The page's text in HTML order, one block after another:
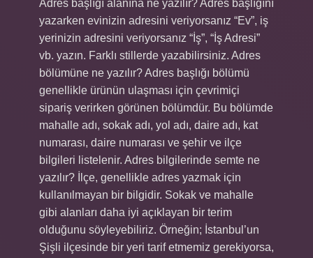
Adres başlığı alanına ne yazılır? Adres başlığını
yazarken evinizin adresini veriyorsanız “Ev”, iş
yerinizin adresini veriyorsanız “İş”, “İş Adresi”
vb. yazın. Farklı stillerde yazabilirsiniz. Adres
bölümüne ne yazılır? Adres başlığı bölümü
genellikle ürünün ulaşması için çevrimiçi
sipariş verirken görünen bölümdür. Bu bölümde
mahalle adı, sokak adı, yol adı, daire adı, kat
numarası, daire numarası ve şehir ve ilçe
bilgileri listelenir. Adres bilgilerinde semte ne
yazılır? İlçe, genellikle adres yazmak için
kullanılmayan bir bilgidir. Sokak ve mahalle
gibi alanları daha iyi açıklayan bir terim
olduğunu söyleyebiliriz. Örneğin; İstanbul’un
Şişli ilçesinde bir yeri tarif etmemiz gerekiyorsa,